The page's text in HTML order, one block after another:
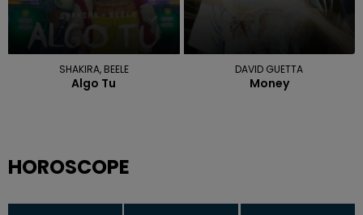
SHAKIRA, BEELE
Algo Tu
DAVID GUETTA
Money
HOROSCOPE